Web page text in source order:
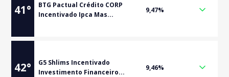
41°
BTG Pactual Crédito CORP
Incentivado Ipca Mas...
9,47%
42°
G5 Shlims Incentivado
Investimento Financeiro...
9,46%